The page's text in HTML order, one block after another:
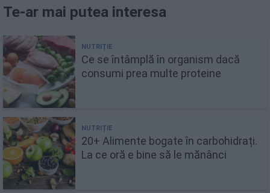
Te-ar mai putea interesa
Ce se întâmplă în organism dacă
consumi prea multe proteine
20+ Alimente bogate în carbohidrați.
La ce oră e bine să le mănânci